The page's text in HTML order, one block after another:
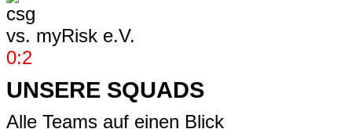
vs. myRisk e.V.
0:2
UNSERE SQUADS
Alle Teams auf einen Blick